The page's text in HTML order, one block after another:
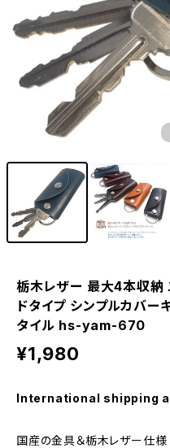
栃木レザー 最大4本収納
ドタイプ シンプルカバ
タイル hs-yam-670
¥1,980
International shipping
国産の金具＆栃木レザー仕